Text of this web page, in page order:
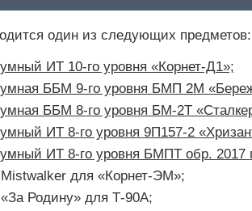
один из следующих предметов:
ИТ 10-го уровня «Корнет-Д1»;
ББМ 9-го уровня БМП 2М
ББМ 8-го уровня БМ-2Т
ИТ 8-го уровня 9П157-2
ИТ 8-го уровня БМПТ обр. 2017
для «Корнет-ЭМ»;
Родину» для Т-90А;